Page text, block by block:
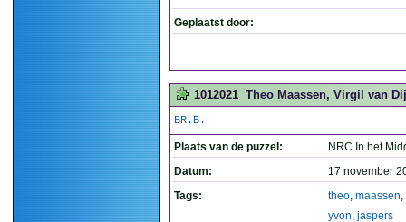
Geplaatst door:
1012021 Theo Maassen, Virgil van
BR.B.
Plaats van de puzzel:
NRC In het
Datum:
17 november
Tags:
theo, maassen,
yvon, jaspers